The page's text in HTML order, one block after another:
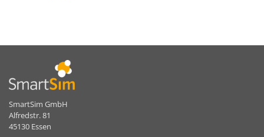
SmartSim GmbH
Alfredstr. 81
45130 Essen